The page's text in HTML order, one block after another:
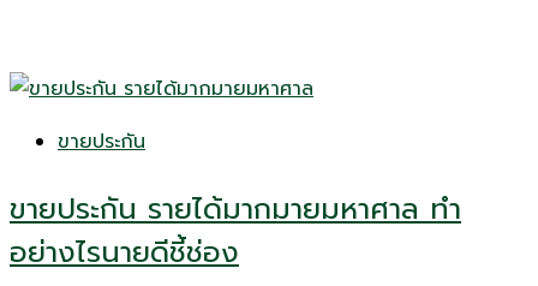
ขายประกัน
ขายประกัน รายได้มากมายมหาศาล ทำ
อย่างไรนายดีชี้ช่อง